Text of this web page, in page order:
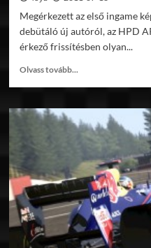
Megérkezett az első ingame
debütáló új autóról, az HPD
érkező frissítésben olyan...
Olvass tovább...
iRacing
HPD
ARX-
ingame
kép